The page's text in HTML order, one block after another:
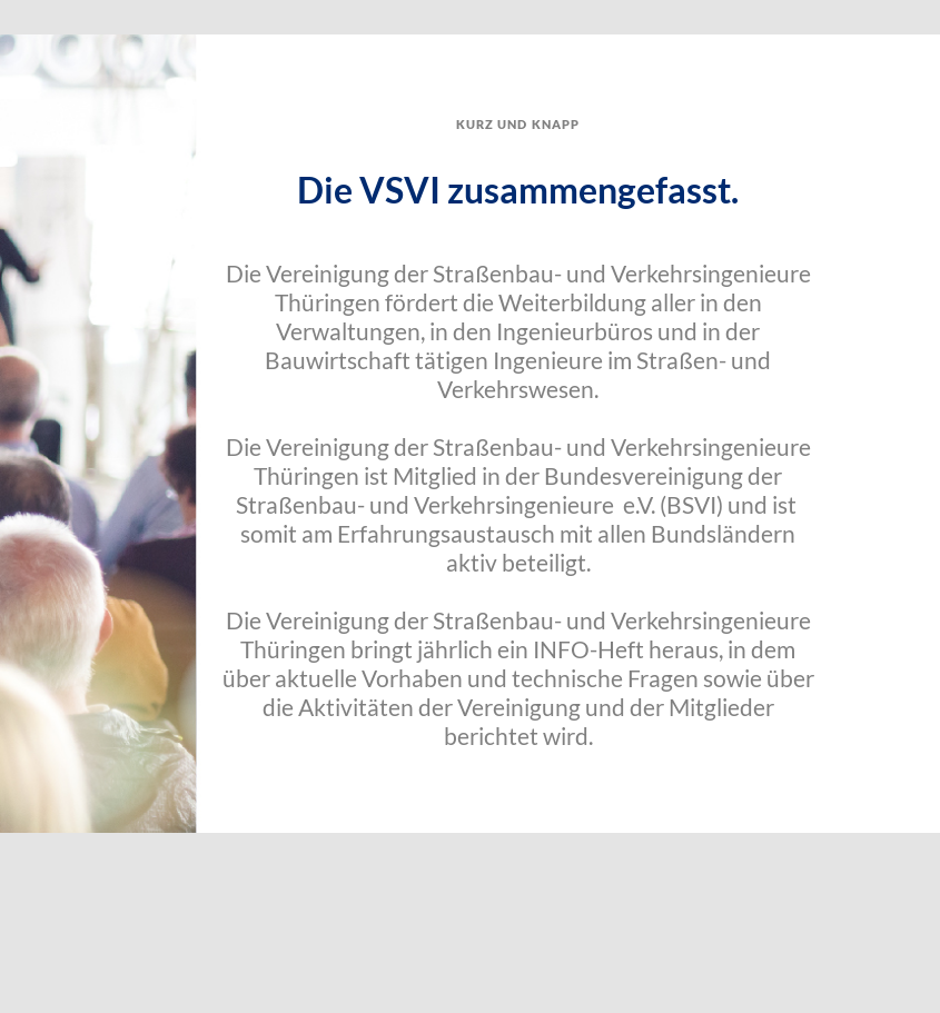
kurz und knapp
Die VSVI zusammengefasst.
Die Vereinigung der Straßenbau- und Verkehrsingenieure
Thüringen fördert die Weiterbildung aller in den
Verwaltungen, in den Ingenieurbüros und in der
Bauwirtschaft tätigen Ingenieure im Straßen- und
Verkehrswesen.
Die Vereinigung der Straßenbau- und Verkehrsingenieure
Thüringen ist Mitglied in der Bundesvereinigung der
Straßenbau- und Verkehrsingenieure e.V. (BSVI) und ist
somit am Erfahrungsaustausch mit allen Bundsländern
aktiv beteiligt.
Die Vereinigung der Straßenbau- und Verkehrsingenieure
Thüringen bringt jährlich ein INFO-Heft heraus, in dem
über aktuelle Vorhaben und technische Fragen sowie über
die Aktivitäten der Vereinigung und der Mitglieder
berichtet wird.